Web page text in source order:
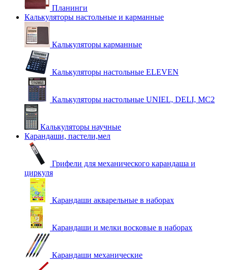
Планинги
Калькуляторы настольные и карманные
Калькуляторы карманные
Калькуляторы настольные ELEVEN
Калькуляторы настольные UNIEL, DELI, MC2
Калькуляторы научные
Карандаши, пастели,мел
Грифели для механического карандаша и
циркуля
Карандаши акварельные в наборах
Карандаши и мелки восковые в наборах
Карандаши механические